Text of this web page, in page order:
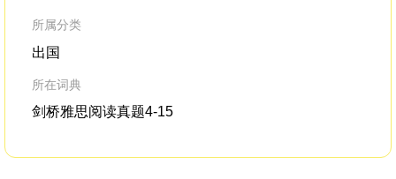
所属分类
出国
所在词典
剑桥雅思阅读真题4-15